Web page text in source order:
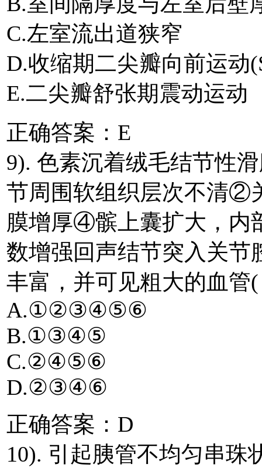
C.左室流出道狭窄
D.收缩期二尖瓣向前运动
E.二尖瓣舒张期震动运动
正确答案：E
9). 色素沉着绒毛结节性
节周围软组织层次不清②
膜增厚④髌上囊扩大，内
数增强回声结节突入关
丰富，并可见粗大的血管
A.①②③④⑤⑥
B.①③④⑤
C.②④⑤⑥
D.②③④⑥
正确答案：D
10). 引起胰管不均匀串珠